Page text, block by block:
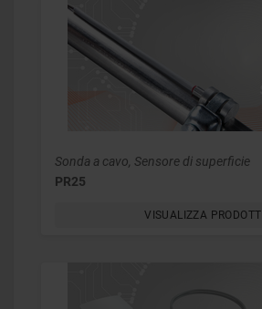
Sonda a cavo, Sensore di superficie
PR25
VISUALIZZA PRODOTTI